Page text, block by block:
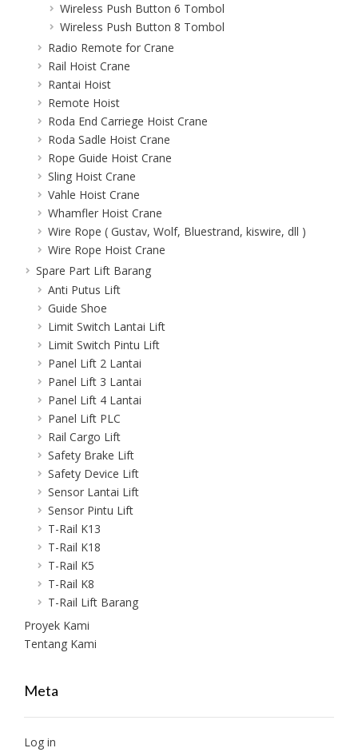
Wireless Push Button 6 Tombol
Wireless Push Button 8 Tombol
Radio Remote for Crane
Rail Hoist Crane
Rantai Hoist
Remote Hoist
Roda End Carriege Hoist Crane
Roda Sadle Hoist Crane
Rope Guide Hoist Crane
Sling Hoist Crane
Vahle Hoist Crane
Whamfler Hoist Crane
Wire Rope ( Gustav, Wolf, Bluestrand, kiswire, dll )
Wire Rope Hoist Crane
Spare Part Lift Barang
Anti Putus Lift
Guide Shoe
Limit Switch Lantai Lift
Limit Switch Pintu Lift
Panel Lift 2 Lantai
Panel Lift 3 Lantai
Panel Lift 4 Lantai
Panel Lift PLC
Rail Cargo Lift
Safety Brake Lift
Safety Device Lift
Sensor Lantai Lift
Sensor Pintu Lift
T-Rail K13
T-Rail K18
T-Rail K5
T-Rail K8
T-Rail Lift Barang
Proyek Kami
Tentang Kami
Meta
Log in